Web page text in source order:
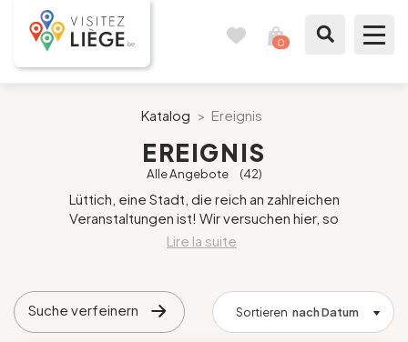
0
Wie ein Bürger von Lüttich
Meinen Aufenthalt vorbereiten
Stadt Lüttich
Katalog > Ereignis
EREIGNIS
Alle Angebote (42)
Lüttich, eine Stadt, die reich an zahlreichen
Veranstaltungen ist! Wir versuchen hier, so
umfassend wie möglich über das zu berichten, was
Künste nicht universell?
Wir versuchen, so aktuell wie möglich zu sein, aber
es kommt vor, dass Veranstalter ihre Zeiten oder
Sortieren nach Datum
Suche verfeinern